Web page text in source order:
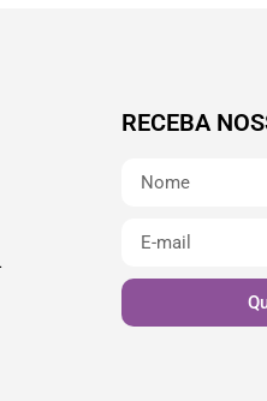
RECEBA